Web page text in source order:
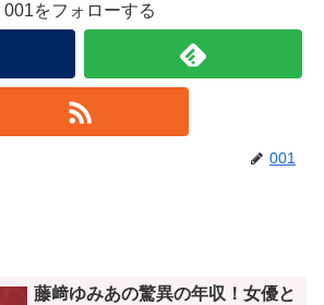
001をフォローする
001
藤﨑ゆみあの驚異の年収！女優と